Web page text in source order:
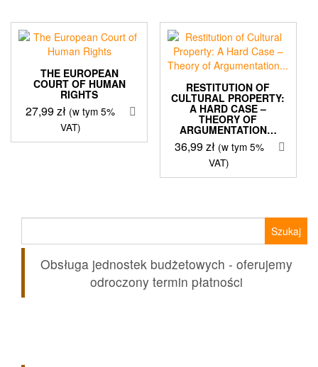
THE EUROPEAN
COURT OF HUMAN
RIGHTS
27,99zł (w tym 5%
VAT)
RESTITUTION OF
CULTURAL PROPERTY:
A HARD CASE –
THEORY OF
ARGUMENTATION…
36,99zł (w tym 5%
VAT)
Obsługa jednostek budżetowych - oferujemy
odroczony termin płatności